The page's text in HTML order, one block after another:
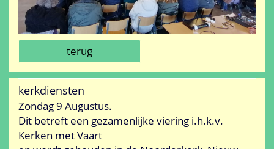
terug
kerkdiensten
Zondag 9 Augustus.
Dit betreft een gezamenlijke viering i.h.k.v.
Kerken met Vaart